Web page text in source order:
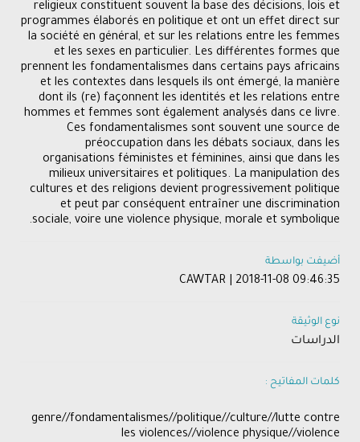
religieux constituent souvent la base des décisions, lois et
programmes élaborés en politique et ont un effet direct sur
la société en général, et sur les relations entre les femmes
et les sexes en particulier. Les différentes formes que
prennent les fondamentalismes dans certains pays africains
et les contextes dans lesquels ils ont émergé, la manière
dont ils (re) façonnent les identités et les relations entre
hommes et femmes sont également analysés dans ce livre.
Ces fondamentalismes sont souvent une source de
préoccupation dans les débats sociaux, dans les
organisations féministes et féminines, ainsi que dans les
milieux universitaires et politiques. La manipulation des
cultures et des religions devient progressivement politique
et peut par conséquent entraîner une discrimination
sociale, voire une violence physique, morale et symbolique.
أضيفت بواسطة
CAWTAR | 2018-11-08 09:46:35
نوع الوثيقة
الدراسات
كلمات المفاتيح :
​genre//fondamentalismes​//politique//culture//lutte contre
les violences//violence physique//violence